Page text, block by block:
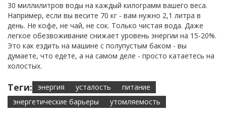
30 миллилитров воды на каждый килограмм вашего веса.
Например, если вы весите 70 кг - вам нужно 2,1 литра в
день. Не кофе, не чай, не сок. Только чистая вода. Даже
легкое обезвоживание снижает уровень энергии на 15-20%.
Это как ездить на машине с полупустым баком - вы
думаете, что едете, а на самом деле - просто катаетесь на
холостых.
Теги: энергия усталость
питание
энергетические барьеры
утомляемость